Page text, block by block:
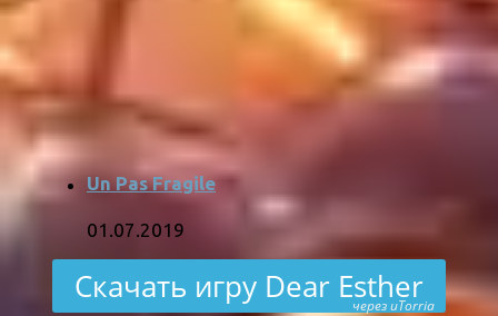
Un Pas Fragile
01.07.2019
Скачать игру Dear Esther
через uTorria